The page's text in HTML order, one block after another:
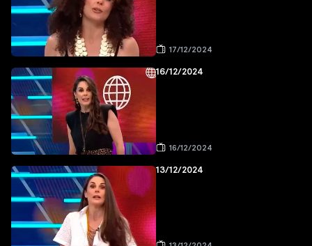
17/12/2024
16/12/2024
16/12/2024
13/12/2024